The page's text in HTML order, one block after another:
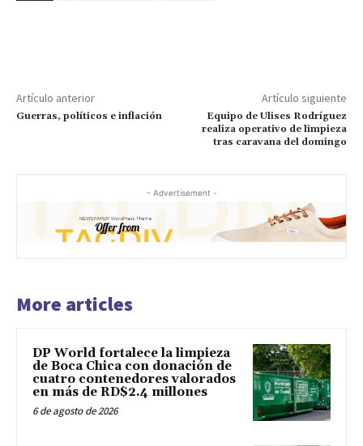
Artículo anterior
Guerras, políticos e inflación
Artículo siguiente
Equipo de Ulises Rodríguez
realiza operativo de limpieza
tras caravana del domingo
- Advertisement -
More articles
DP World fortalece la limpieza
de Boca Chica con donación de
cuatro contenedores valorados
en más de RD$2.4 millones
6 de agosto de 2026